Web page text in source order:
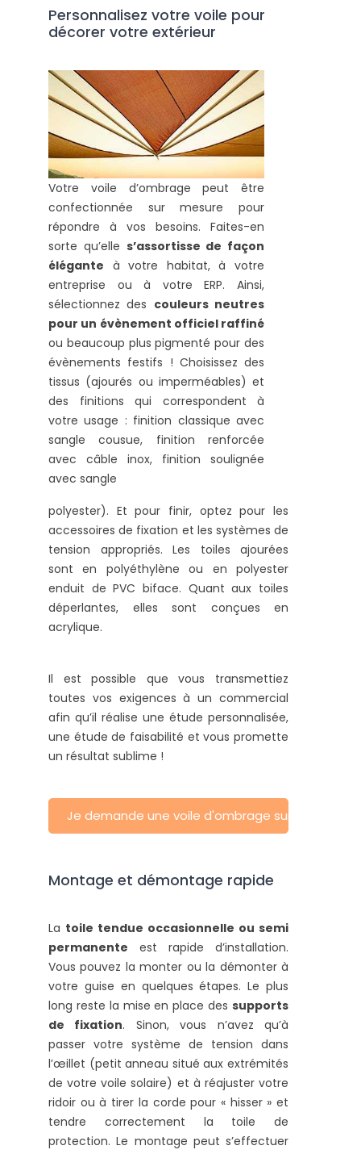
Personnalisez votre voile pour
décorer votre extérieur
Votre voile d’ombrage peut être
confectionnée sur mesure pour
répondre à vos besoins. Faites-en
sorte qu’elle s’assortisse de façon
élégante à votre habitat, à votre
entreprise ou à votre ERP. Ainsi,
sélectionnez des couleurs neutres
pour un évènement officiel raffiné
ou beaucoup plus pigmenté pour des
évènements festifs ! Choisissez des
tissus (ajourés ou imperméables) et
des finitions qui correspondent à
votre usage : finition classique avec
sangle cousue, finition renforcée
avec câble inox, finition soulignée
avec sangle
polyester). Et pour finir, optez pour les
accessoires de fixation et les systèmes de
tension appropriés. Les toiles ajourées
sont en polyéthylène ou en polyester
enduit de PVC biface. Quant aux toiles
déperlantes, elles sont conçues en
acrylique.
Il est possible que vous transmettiez
toutes vos exigences à un commercial
afin qu’il réalise une étude personnalisée,
une étude de faisabilité et vous promette
un résultat sublime !
Je demande une voile d'ombrage sur-mesure
Montage et démontage rapide
La toile tendue occasionnelle ou semi
permanente est rapide d’installation.
Vous pouvez la monter ou la démonter à
votre guise en quelques étapes. Le plus
long reste la mise en place des supports
de fixation. Sinon, vous n’avez qu’à
passer votre système de tension dans
l’œillet (petit anneau situé aux extrémités
de votre voile solaire) et à réajuster votre
ridoir ou à tirer la corde pour « hisser » et
tendre correctement la toile de
protection. Le montage peut s’effectuer